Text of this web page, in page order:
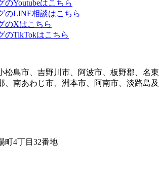
松島市、吉野川市、阿波市、板野郡、名東
、南あわじ市、洲本市、阿南市、淡路島及
町4丁目32番地